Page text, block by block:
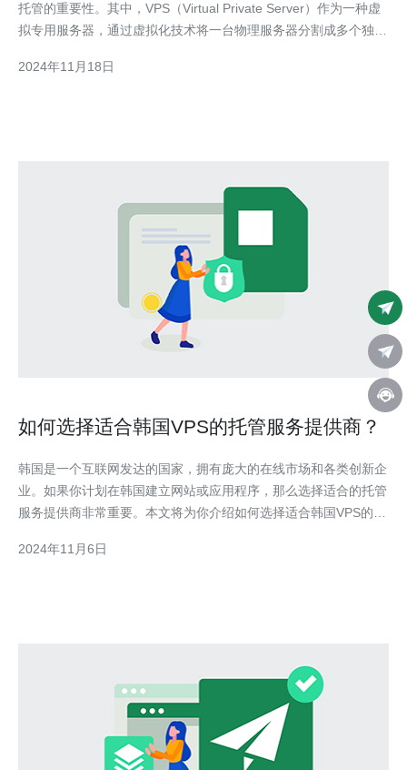
托管的重要性。其中，VPS（Virtual Private Server）作为一种虚
拟专用服务器，通过虚拟化技术将一台物理服务器分割成多个独立
VPS的优势 在选择VPS托管服务时，韩国VPS具有以下优势： 1.
2024年11月18日
如何选择适合韩国VPS的托管服务提供商？
韩国是一个互联网发达的国家，拥有庞大的在线市场和各类创新企
业。如果你计划在韩国建立网站或应用程序，那么选择适合的托管
服务提供商非常重要。本文将为你介绍如何选择适合韩国VPS的托
求。你需要考虑你的网站或应用程序所需要的资源（如处理器、内
2024年11月6日